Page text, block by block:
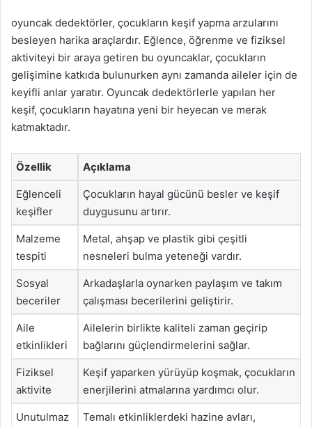
oyuncak dedektörler, çocukların keşif yapma arzularını
besleyen harika araçlardır. Eğlence, öğrenme ve fiziksel
aktiviteyi bir araya getiren bu oyuncaklar, çocukların
gelişimine katkıda bulunurken aynı zamanda aileler için de
keyifli anlar yaratır. Oyuncak dedektörlerle yapılan her
keşif, çocukların hayatına yeni bir heyecan ve merak
katmaktadır.
Özellik Açıklama
Eğlenceli
keşifler
Çocukların hayal gücünü besler ve keşif
duygusunu artırır.
Malzeme
tespiti
Metal, ahşap ve plastik gibi çeşitli
nesneleri bulma yeteneği vardır.
Sosyal
beceriler
Arkadaşlarla oynarken paylaşım ve takım
çalışması becerilerini geliştirir.
Aile
etkinlikleri
Ailelerin birlikte kaliteli zaman geçirip
bağlarını güçlendirmelerini sağlar.
Fiziksel
aktivite
Keşif yaparken yürüyüp koşmak, çocukların
enerjilerini atmalarına yardımcı olur.
Unutulmaz
Temalı etkinliklerdeki hazine avları,